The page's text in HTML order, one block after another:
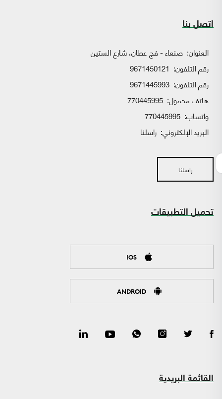
اتصل بنا
العنوان: صنعاء - فج عطان، شارع الستين
رقم التلفون: 9671450121
رقم التلفون: 9671445993
هاتف محمول: 770445995
واتساب:
البريد الإلكتروني: راسلنا
راسلنا
تحميل التطبيقات
IOS
ANDROID
القائمة البريدية